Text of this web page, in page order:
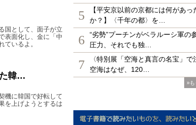
国として、面子が立
表面化し、金に「中
ているよ。
韓…
機に韓国で好転して
を上げようとするは
5
【平安京以前の京都には何があっ
か？】〈千年の都〉を…
6
“劣勢”プーチンがベラルーシ軍の
圧力、それでも独…
7
〈特別展「空海と真言の名宝」で
空海はなぜ、120…
»も